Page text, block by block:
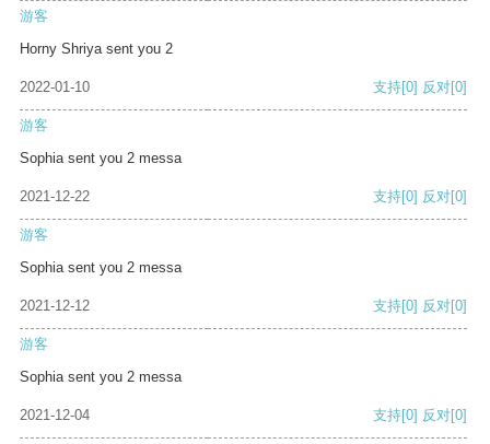
游客
Horny Shriya sent you 2
2022-01-10 支持[0] 反对[0]
游客
Sophia sent you 2 messa
2021-12-22 支持[0] 反对[0]
游客
Sophia sent you 2 messa
2021-12-12 支持[0] 反对[0]
游客
Sophia sent you 2 messa
2021-12-04 支持[0] 反对[0]